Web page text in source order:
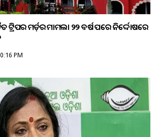
ଟ୍ରିପର ମର୍ଡ଼ର ମାମଲା ୨୨ ବର୍ଷ ପରେ ନିର୍ଦ୍ଦୋଷରେ
PM